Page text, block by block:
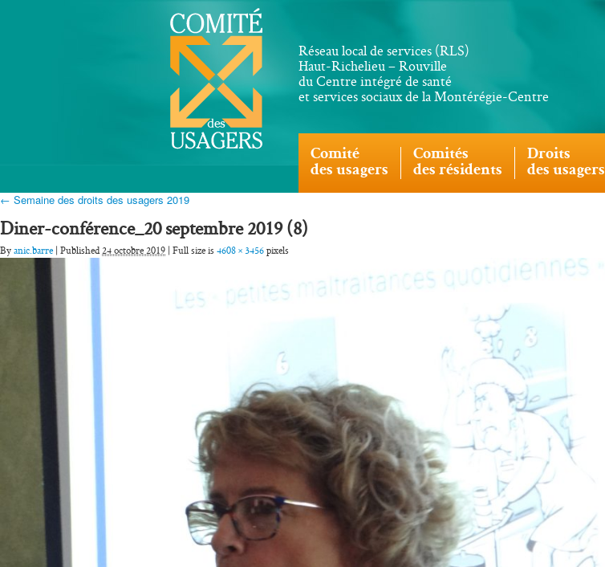
Réseau local de services (RLS)
Haut-Richelieu – Rouville
du Centre intégré de santé
et services sociaux de la Montérégie-Centre
Comité
des usagers
Comités
des résidents
Droits
des usagers
← Semaine des droits des usagers 2019
Diner-conférence_20 septembre 2019 (8)
By anic.barre| Published24 octobre 2019 | Full size is 4608 × 3456 pixels